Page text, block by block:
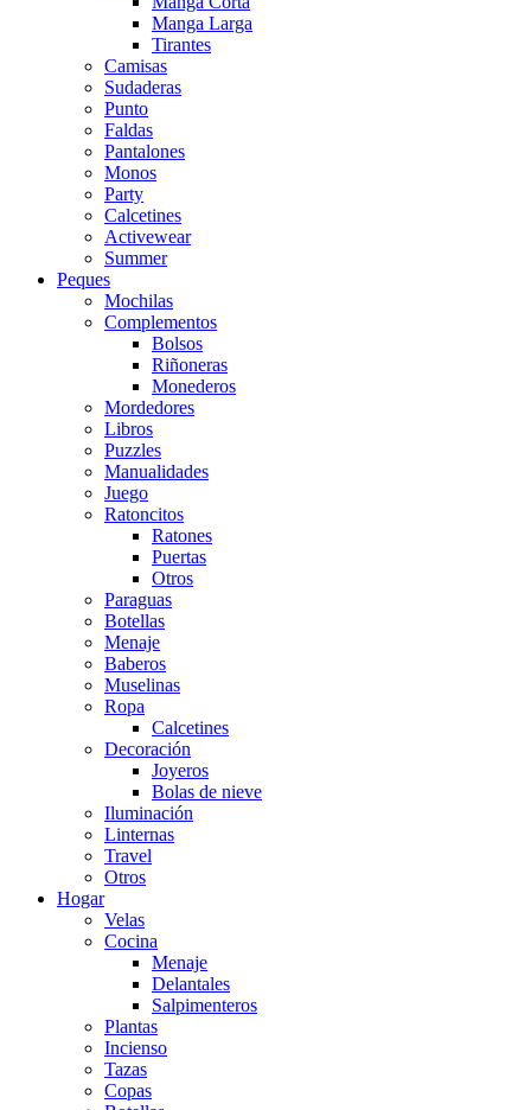
Manga Larga
Tirantes
Camisas
Sudaderas
Punto
Faldas
Pantalones
Monos
Party
Calcetines
Activewear
Summer
Peques
Mochilas
Complementos
Bolsos
Riñoneras
Monederos
Mordedores
Libros
Puzzles
Manualidades
Juego
Ratoncitos
Ratones
Puertas
Otros
Paraguas
Botellas
Menaje
Baberos
Muselinas
Ropa
Calcetines
Decoración
Joyeros
Bolas de nieve
Iluminación
Linternas
Travel
Otros
Hogar
Velas
Cocina
Menaje
Delantales
Salpimenteros
Plantas
Incienso
Tazas
Copas